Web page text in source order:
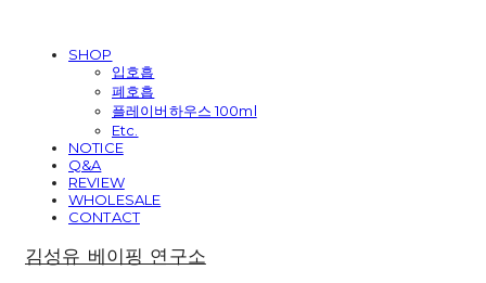
SHOP
입호흡
폐호흡
플레이버하우스 100ml
Etc.
NOTICE
Q&A
REVIEW
WHOLESALE
CONTACT
김성유 베이핑 연구소